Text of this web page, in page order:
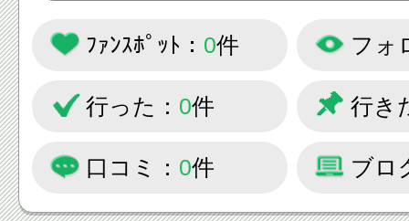
ﾌｧﾝｽﾎﾟｯﾄ： 0件 フォ
行った： 0件 行き
口コミ： 0件 ブロ